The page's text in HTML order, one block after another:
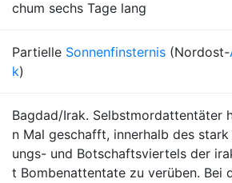
chum sechs Tage lang
Partielle Sonnenfinsternis (Nordost-
k)
Bagdad/Irak. Selbstmordattentäter
n Mal geschafft, innerhalb des
ungs- und Botschaftsviertels der
t Bombenattentate zu verüben. Bei